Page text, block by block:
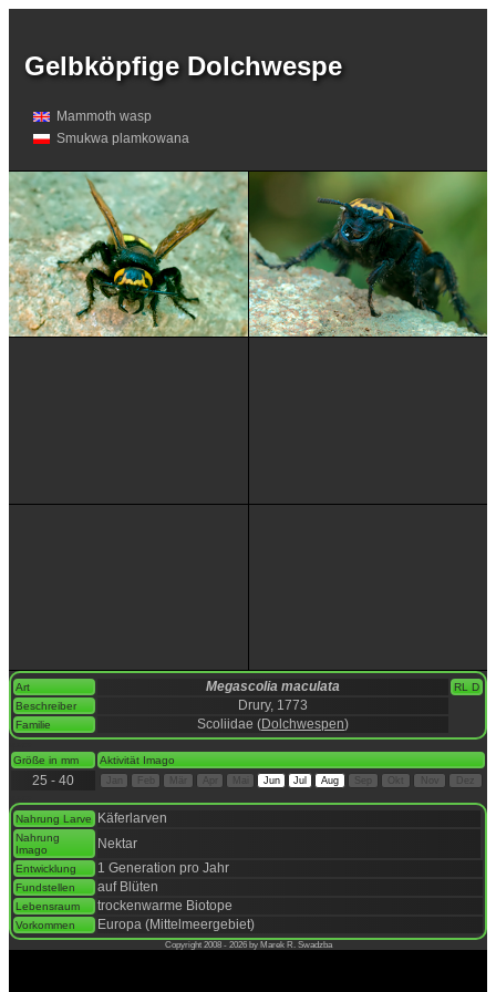
Gelbköpfige Dolchwespe
Mammoth wasp
Smukwa plamkowana
Art Megascolia maculata
RL D
Beschreiber
Drury, 1773
Familie Scoliidae (Dolchwespen)
Größe in mm Aktivität Imago
25 - 40 Jun Jul Aug Sep Dez
Nahrung Larve Käferlarven
Nahrung
Imago
Nektar
Entwicklung 1 Generation pro Jahr
Fundstellen auf Blüten
Lebensraum trockenwarme Biotope
Vorkommen Europa (Mittelmeergebiet)
Copyright 2008 - 2026 by Marek R. Swadzba